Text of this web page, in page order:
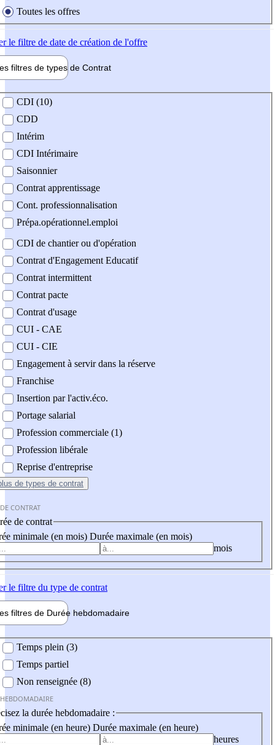
Toutes les offres
le filtre de date de création de l'offre
filtres de types de Contrat
contrat
CDI (10)
CDD
Intérim
CDI Intérimaire
Saisonnier
Contrat apprentissage
Cont. professionnalisation
Prépa.opérationnel.emploi
CDI de chantier ou d'opération
Contrat d'Engagement Educatif
Contrat intermittent
Contrat pacte
Contrat d'usage
CUI - CAE
CUI - CIE
Engagement à servir dans la réserve
Franchise
Insertion par l'activ.éco.
Portage salarial
Profession commerciale (1)
Profession libérale
Reprise d'entreprise
de types de contrat
CONTRAT
de contrat
minimale (en mois) Durée maximale (en mois)
mois
le filtre du type de contrat
filtres de Durée hebdomadaire
Temps plein (3)
Temps partiel
Non renseignée (8)
la durée hebdomadaire :
minimale (en heure) Durée maximale (en heure)
heures